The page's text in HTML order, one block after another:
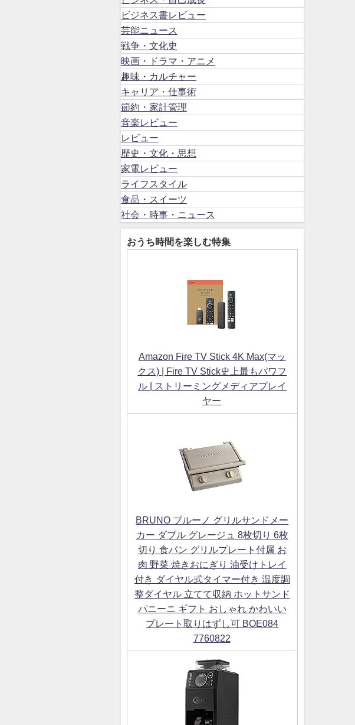
ビジネス書レビュー
芸能ニュース
戦争・文化史
映画・ドラマ・アニメ
趣味・カルチャー
キャリア・仕事術
節約・家計管理
音楽レビュー
レビュー
歴史・文化・思想
家電レビュー
ライフスタイル
食品・スイーツ
社会・時事・ニュース
おうち時間を楽しむ特集
Amazon Fire TV Stick 4K Max(マッ
クス) | Fire TV Stick史上最もパワフ
ル | ストリーミングメディアプレイ
ヤー
BRUNO ブルーノ グリルサンドメー
カー ダブル グレージュ 8枚切り 6枚
切り 食パン グリルプレート付属 お
肉 野菜 焼きおにぎり 油受けトレイ
付き ダイヤル式タイマー付き 温度調
整ダイヤル 立てて収納 ホットサンド
パニーニ ギフト おしゃれ かわいい
プレート取りはずし可 BOE084
7760822